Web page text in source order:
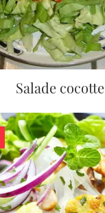
Salade cocotte